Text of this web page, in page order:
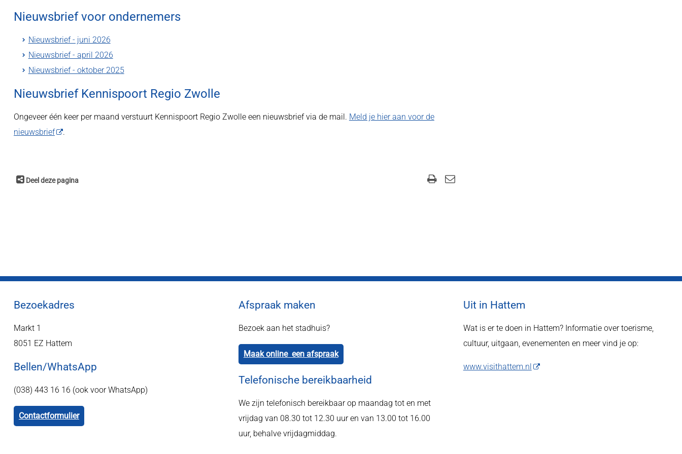
Nieuwsbrief voor ondernemers
Nieuwsbrief - juni 2026
Nieuwsbrief - april 2026
Nieuwsbrief - oktober 2025
Nieuwsbrief Kennispoort Regio Zwolle
Ongeveer één keer per maand verstuurt Kennispoort Regio Zwolle een nieuwsbrief via de mail. Meld je hier aan voor de
nieuwsbrief
.
Deel deze pagina
Bezoekadres
Markt 1
8051 EZ Hattem
Bellen/WhatsApp
(038) 443 16 16 (ook voor WhatsApp)
Contactformulier
Afspraak maken
Bezoek aan het stadhuis?
Maak online een afspraak
Telefonische bereikbaarheid
We zijn telefonisch bereikbaar op maandag tot en met
vrijdag van 08.30 tot 12.30 uur en van 13.00 tot 16.00
uur, behalve vrijdagmiddag.
Uit in Hattem
Wat is er te doen in Hattem? Informatie over toerisme,
cultuur, uitgaan, evenementen en meer vind je op:
www.visithattem.nl